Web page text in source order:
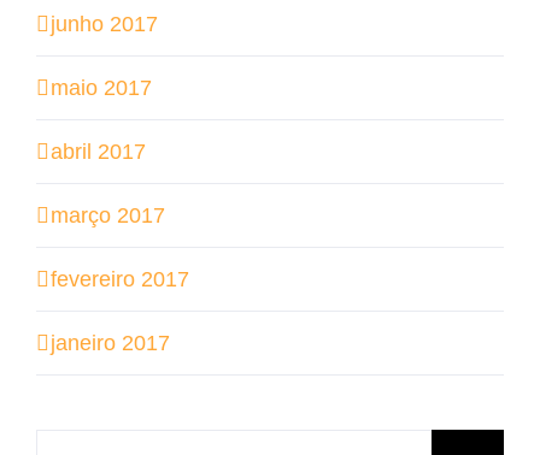
junho 2017
maio 2017
abril 2017
março 2017
fevereiro 2017
janeiro 2017